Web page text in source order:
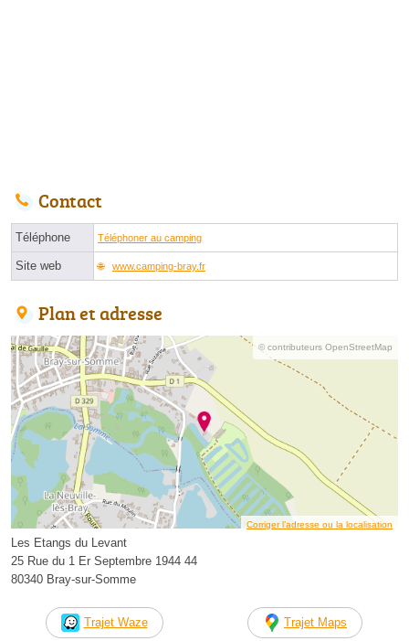
Contact
Téléphone Téléphoner au camping
Site web www.camping-bray.fr
Plan et adresse
© contributeurs OpenStreetMap
Corriger l’adresse ou la localisation
Les Etangs du Levant
25 Rue du 1 Er Septembre 1944 44
80340 Bray-sur-Somme
Trajet Waze Trajet Maps